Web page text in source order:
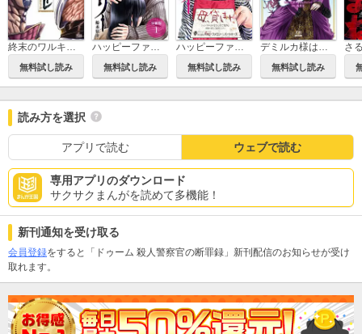
無料試し読み 無料試し読み 無料試し読み 無料試し読み
さ
読み方を選択
アプリで読む ウェブで読む
専用アプリのダウンロード
サクサクまんがを読めて多機能！
新刊通知を受け取る
会員登録をすると「ドゥーム 殺人警察官の断罪録」新刊配信のお知らせが受け
取れます。